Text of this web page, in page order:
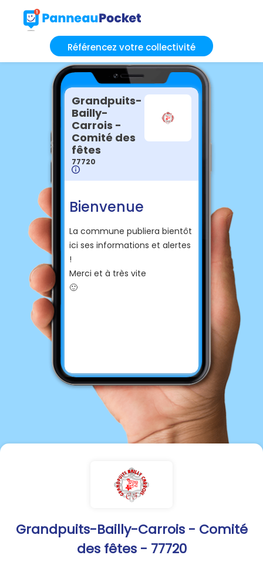
Référencez votre collectivité
Grandpuits-Bailly-Carrois - Comité
des fêtes - 77720
Grandpuits-
Bailly-
Carrois -
Comité des
fêtes
77720
Bienvenue
La commune publiera bientôt
ici ses informations et alertes
!
Merci et à très vite
🙂